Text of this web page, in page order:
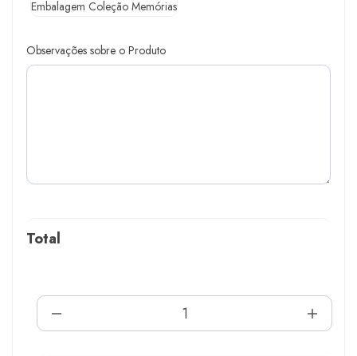
Embalagem Coleção Memórias
Observações sobre o Produto
Total